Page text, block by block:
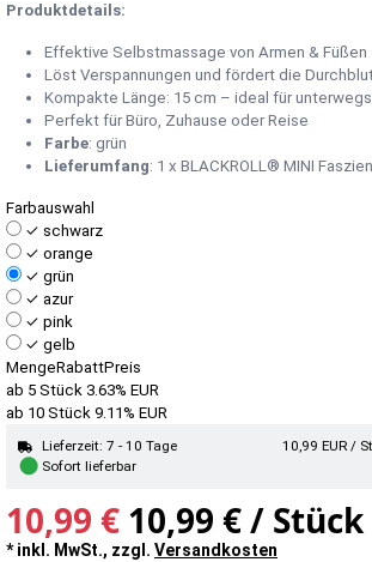
Produktdetails:
Effektive Selbstmassage von Armen & Füßen
Löst Verspannungen und fördert die
Kompakte Länge: 15 cm – ideal für unterwegs
Perfekt für Büro, Zuhause oder Reise
Farbe: grün
Lieferumfang: 1 x BLACKROLL® MINI
Farbauswahl
✓ schwarz
✓ orange
✓ grün
✓ azur
✓ pink
✓ gelb
MengeRabattPreis
ab 5 Stück 3.63% EUR
ab 10 Stück 9.11% EUR
Lieferzeit: 7 - 10 Tage 10,99 EUR/
● Sofort lieferbar
10,99 € 10,99 € / Stück
* inkl. MwSt., zzgl. Versandkosten